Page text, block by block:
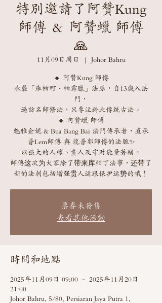
特別邀請了阿贊Kung
師傅 ＆ 阿贊蠟 師傅
🙏
11月09日周日
  |
Johor Bahru
🔸 阿贊Kung 師傅
承襲「庫帕町・帕霹臘」法脈，自13歲入法
門，
遍訪名師修法，只專注於此傳統古法。
🔸 阿贊蠟 師傅
魅雅企妮 & Bua Bang Bai 法門傳承者，直承
普Lem師傅 與 龍普郭師傅的法脈✨
以強大的人緣、貴人及守財能量著稱。
師傅这次为大家除了带来库帕丁法事，还带了
新的法刺包括增强贵人运跟保护运势的哦！
票券未發售
查看其他活動
時間和地點
2025年11月09日 09:00 – 2025年11月20日
21:00
Johor Bahru, 5/80, Persiaran Jaya Putra 1,